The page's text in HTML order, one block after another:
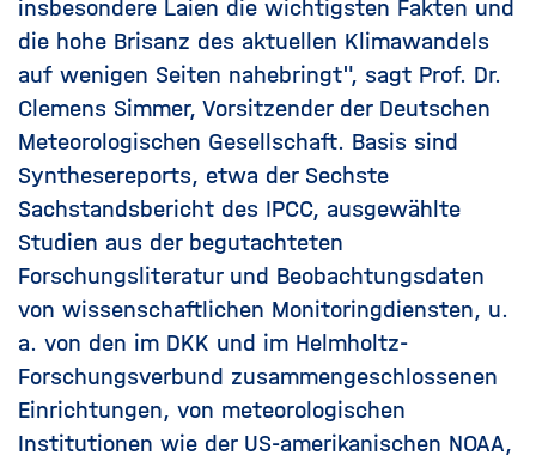
insbesondere Laien die wichtigsten Fakten und
die hohe Brisanz des aktuellen Klimawandels
auf wenigen Seiten nahebringt", sagt Prof. Dr.
Clemens Simmer, Vorsitzender der Deutschen
Meteorologischen Gesellschaft. Basis sind
Synthesereports, etwa der Sechste
Sachstandsbericht des IPCC, ausgewählte
Studien aus der begutachteten
Forschungsliteratur und Beobachtungsdaten
von wissenschaftlichen Monitoringdiensten, u.
a. von den im DKK und im Helmholtz-
Forschungsverbund zusammengeschlossenen
Einrichtungen, von meteorologischen
Institutionen wie der US-amerikanischen NOAA,